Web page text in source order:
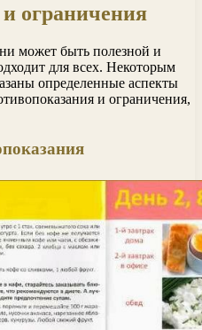
ограничения
может быть полезной и
для всех. Некоторым
определенные аспекты
и ограничения,